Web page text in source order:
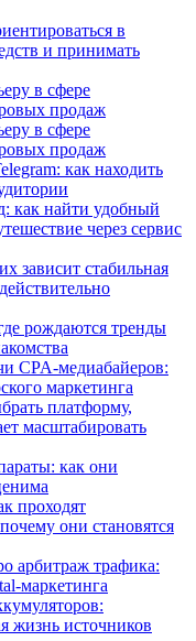
в
и принимать
в сфере
продаж
в сфере
продаж
как находить
как найти удобный
через сервис
зависит стабильная
рождаются тренды
CPA-медиабайеров:
маркетинга
платформу,
масштабировать
как они
проходят
они становятся
арбитраж трафика:
маркетинга
жизнь источников